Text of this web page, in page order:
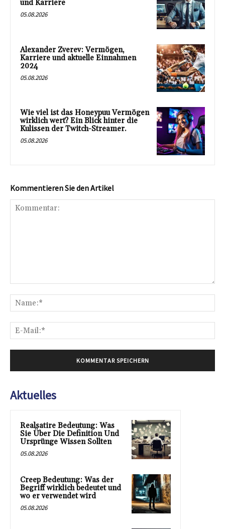
und Karriere
05.08.2026
Alexander Zverev: Vermögen,
Karriere und aktuelle Einnahmen
2024
05.08.2026
Wie viel ist das Honeypuu Vermögen
wirklich wert? Ein Blick hinter die
Kulissen der Twitch-Streamer.
05.08.2026
Kommentieren Sie den Artikel
Aktuelles
Realsatire Bedeutung: Was
Sie Über Die Definition Und
Ursprünge Wissen Sollten
05.08.2026
Creep Bedeutung: Was der
Begriff wirklich bedeutet und
wo er verwendet wird
05.08.2026